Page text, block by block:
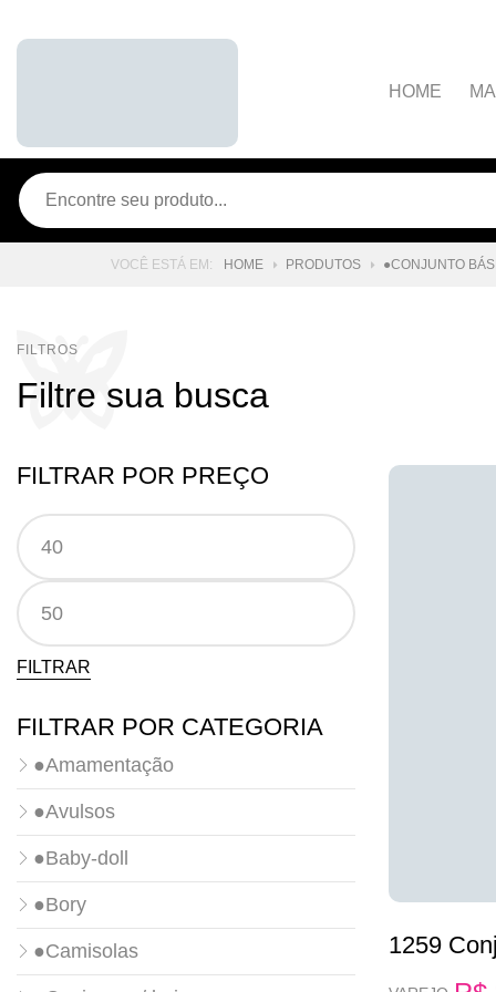
HOME
Contato
HOME PRODUTOS ●CONJUNTO
1259
Filtre sua busca
FILTRAR POR PREÇO
Preço
mínimo
Preço
máximo
FILTRAR
FILTRAR POR CATEGORIA
●Amamentação
●Avulsos
●Baby-doll
●Bory
●Camisolas